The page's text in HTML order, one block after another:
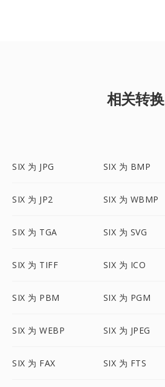
相关转换
SIX 为 JPG SIX 为 BMP
SIX 为 JP2 SIX 为 WBMP
SIX 为 TGA SIX 为 SVG
SIX 为 TIFF SIX 为 ICO
SIX 为 PBM SIX 为 PGM
SIX 为 WEBP SIX 为 JPEG
SIX 为 FAX SIX 为 FTS